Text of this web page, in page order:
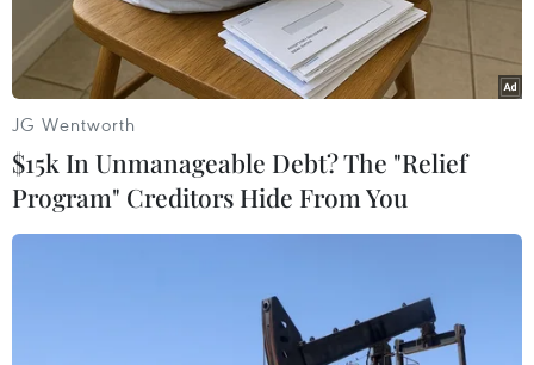
động.
JG Wentworth
$15k In Unmanageable Debt? The "Relief
Program" Creditors Hide From You